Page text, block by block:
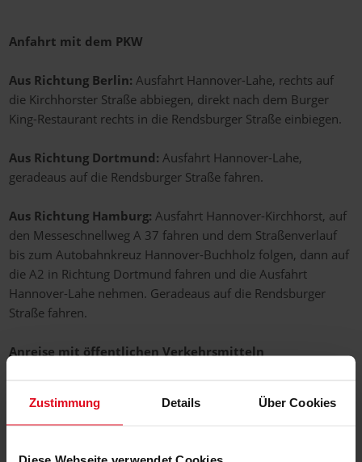
Zustimmung Details Über Cookies
Anfahrt mit dem PKW
Aus Richtung Berlin:Ausfahrt Hannover-Lahe, rechts auf
die Kirchhorster Straße abbiegen, direkt nach dem Burger
King-Restaurant rechts in die Rendsburger Straße einbiegen.
Aus Richtung Dortmund:Ausfahrt Hannover-Lahe,
geradeaus auf die Rendsburger Straße fahren.
Aus Richtung Hamburg:Ausfahrt Hannover-Kirchhorst, auf
den Messeschnellweg A 37 fahren und dem Straßenverlauf
bis zum Autobahnkreuz Hannover-Buchholz folgen, dann auf
die A2 in Richtung Dortmund fahren und die Ausfahrt
Hannover-Lahe nehmen. Geradeaus auf die Rendsburger
Straße fahren.
Anreise mit öffentlichen Verkehrsmitteln
und an der Haltestelle Oldenburger Allee aussteigen (Fahrzeit
ca. 20 Minuten). In Fahrtrichtung der U-Bahnlinie 3